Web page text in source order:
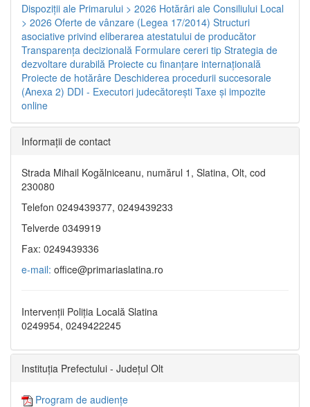
Dispoziţii ale Primarului > 2026 Hotărâri ale Consiliului Local
> 2026 Oferte de vânzare (Legea 17/2014) Structuri
asociative privind eliberarea atestatului de producător
Transparenţa decizională Formulare cereri tip Strategia de
dezvoltare durabilă Proiecte cu finanţare internaţională
Proiecte de hotărâre Deschiderea procedurii succesorale
(Anexa 2) DDI - Executori judecătorești Taxe şi impozite
online
Informaţii de contact
Strada Mihail Kogălniceanu, numărul 1, Slatina, Olt, cod
230080
Telefon 0249439377, 0249439233
Telverde 0349919
Fax: 0249439336
e-mail: office@primariaslatina.ro
Intervenții Poliția Locală Slatina
0249954, 0249422245
Instituția Prefectului - Județul Olt
Program de audiențe